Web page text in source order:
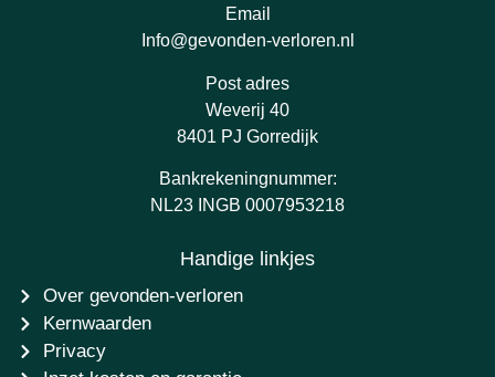
Email
Info@gevonden-verloren.nl
Post adres
Weverij 40
8401 PJ Gorredijk
Bankrekeningnummer:
NL23 INGB 0007953218
Handige linkjes
Over gevonden-verloren
Kernwaarden
Privacy